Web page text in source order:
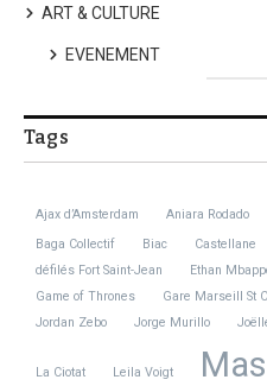
ART & CULTURE
EVENEMENT
Tags
Ajax d’Amsterdam Aniara Rodado
Baga Collectif Biac Castellane
défilés Fort Saint-Jean Ethan
Game of Thrones
Gare Marseill St
Jordan Zebo
Jorge Murillo
La Ciotat Leila Voigt